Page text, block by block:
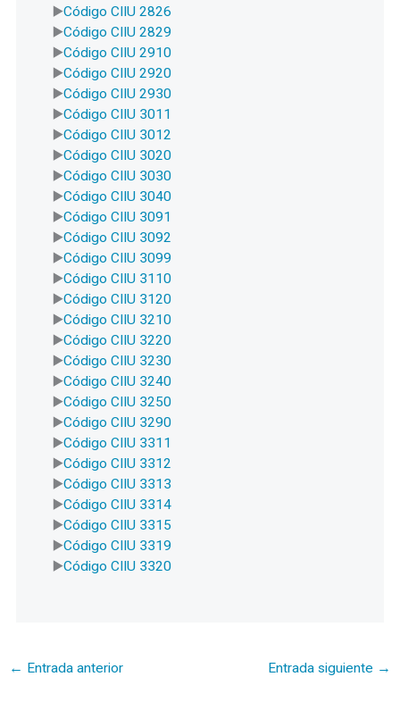
Código CIIU 2826
Código CIIU 2829
Código CIIU 2910
Código CIIU 2920
Código CIIU 2930
Código CIIU 3011
Código CIIU 3012
Código CIIU 3020
Código CIIU 3030
Código CIIU 3040
Código CIIU 3091
Código CIIU 3092
Código CIIU 3099
Código CIIU 3110
Código CIIU 3120
Código CIIU 3210
Código CIIU 3220
Código CIIU 3230
Código CIIU 3240
Código CIIU 3250
Código CIIU 3290
Código CIIU 3311
Código CIIU 3312
Código CIIU 3313
Código CIIU 3314
Código CIIU 3315
Código CIIU 3319
Código CIIU 3320
← Entrada anterior Entrada siguiente →